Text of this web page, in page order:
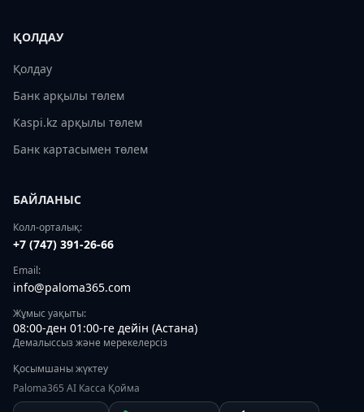
ҚОЛДАУ
Қолдау
Банк арқылы төлем
Kaspi.kz арқылы төлем
Банк картасымен төлем
БАЙЛАНЫС
Колл-орталық:
+7 (747) 391-26-66
Email:
info@paloma365.com
Жұмыс уақыты:
08:00-ден 01:00-ге дейін (Астана)
Демалыссыз және мерекелерсіз
Қосымшаны жүктеу
Paloma365 AI Касса Қойма